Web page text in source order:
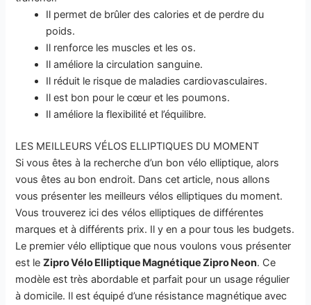
Il permet de brûler des calories et de perdre du
poids.
Il renforce les muscles et les os.
Il améliore la circulation sanguine.
Il réduit le risque de maladies cardiovasculaires.
Il est bon pour le cœur et les poumons.
Il améliore la flexibilité et l’équilibre.
LES MEILLEURS VÉLOS ELLIPTIQUES DU MOMENT
Si vous êtes à la recherche d’un bon vélo elliptique, alors
vous êtes au bon endroit. Dans cet article, nous allons
vous présenter les meilleurs vélos elliptiques du moment.
Vous trouverez ici des vélos elliptiques de différentes
marques et à différents prix. Il y en a pour tous les budgets.
Le premier vélo elliptique que nous voulons vous présenter
est leZipro Vélo Elliptique Magnétique Zipro Neon. Ce
modèle est très abordable et parfait pour un usage régulier
à domicile. Il est équipé d’une résistance magnétique avec